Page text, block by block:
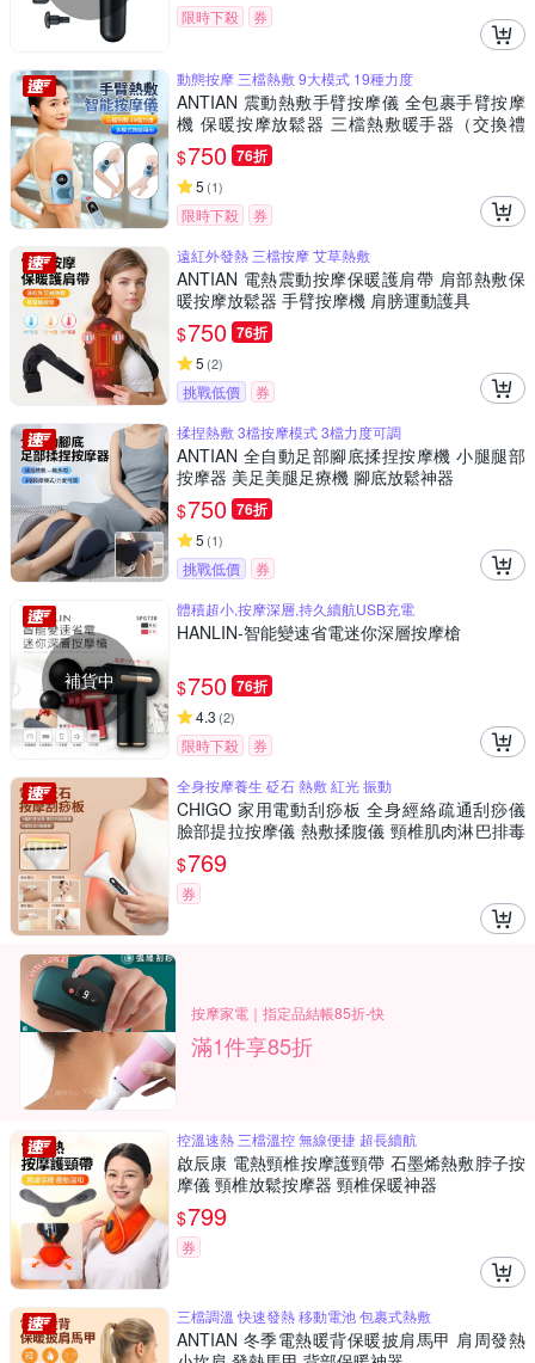
限時下殺 券
動態按摩 三檔熱敷 9大模式 19種力度
ANTIAN 震動熱敷手臂按摩儀 全包裹手臂按摩
機 保暖按摩放鬆器 三檔熱敷暖手器（交換禮
物）
$750 76折
5 (1)
限時下殺
券
遠紅外發熱 三檔按摩 艾草熱敷
ANTIAN 電熱震動按摩保暖護肩帶 肩部熱敷保
暖按摩放鬆器 手臂按摩機 肩膀運動護具
$750 76折
5 (2)
挑戰低價
券
揉捏熱敷 3檔按摩模式 3檔力度可調
ANTIAN 全自動足部腳底揉捏按摩機 小腿腿部
按摩器 美足美腿足療機 腳底放鬆神器
$750 76折
5 (1)
挑戰低價 券
補貨中
體積超小,按摩深層,持久續航USB充電
HANLIN-智能變速省電迷你深層按摩槍
$750 76折
4.3 (2)
限時下殺
券
全身按摩養生 砭石 熱敷 紅光 振動
CHIGO 家用電動刮痧板 全身經絡疏通刮痧儀
臉部提拉按摩儀 熱敷揉腹儀 頸椎肌肉淋巴排毒
按摩放鬆儀（非醫療器材）
$769
券
按摩家電｜指定品結帳85折-快
滿1件享85折
控溫速熱 三檔溫控 無線便捷 超長續航
啟辰康 電熱頸椎按摩護頸帶 石墨烯熱敷脖子按
摩儀 頸椎放鬆按摩器 頸椎保暖神器
$799
券
三檔調溫 快速發熱 移動電池 包裹式熱敷
ANTIAN 冬季電熱暖背保暖披肩馬甲 肩周發熱